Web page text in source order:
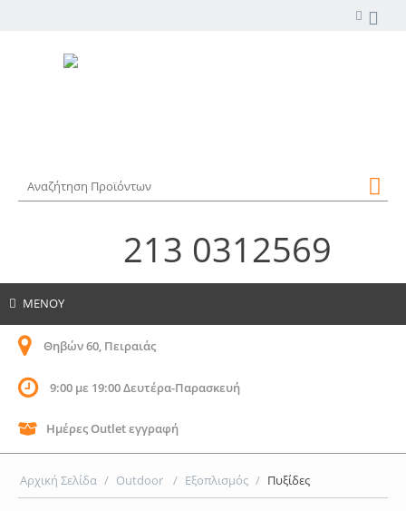
213 0312569
ΜΕΝΟΥ
Θηβών 60, Πειραιάς
9:00 με 19:00 Δευτέρα-Παρασκευή
Ημέρες Outlet εγγραφή
Αρχική Σελίδα / Outdoor / Εξοπλισμός / Πυξίδες